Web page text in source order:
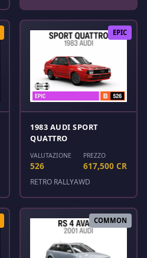
EPIC
1983 AUDI SPORT
QUATTRO
VALUTAZIONE
526
PREZZO
617,500 CR
RETRO RALLYAWD
COMMON